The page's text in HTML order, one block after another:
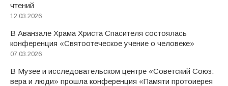
чтений
12.03.2026
В Аванзале Храма Христа Спасителя состоялась
конференция «Святоотеческое учение о человеке»
07.03.2026
В Музее и исследовательском центре «Советский Союз:
вера и люди» прошла конференция «Памяти протоиерея